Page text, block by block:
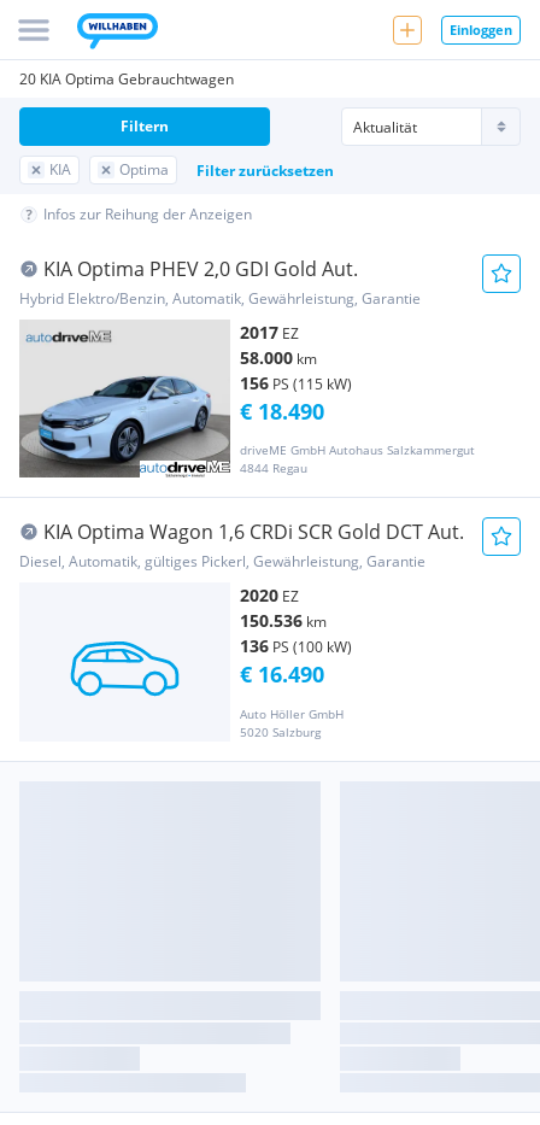
Einloggen
20 KIA Optima Gebrauchtwagen
KIA Optima Filter zurücksetzen
Filtern
Infos zur Reihung der Anzeigen
KIA Optima PHEV 2,0 GDI Gold Aut.
Hybrid Elektro/Benzin, Automatik, Gewährleistung, Garantie
2017 EZ
58.000 km
156 PS (115 kW)
driveME GmbH Autohaus Salzkammergut
4844 Regau
€ 18.490
KIA Optima Wagon 1,6 CRDi SCR Gold DCT Aut.
Diesel, Automatik, gültiges Pickerl, Gewährleistung, Garantie
2020 EZ
150.536 km
136 PS (100 kW)
Auto Höller GmbH
5020 Salzburg
€ 16.490